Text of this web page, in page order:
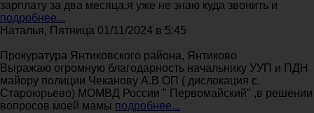
зарплату за два месяца,я уже не знаю куда звонить и
подробнее...
Наталья, Пятница 01/11/2024 в 5:45
Прокуратура Янтиковского района, Янтиково
Выражаю огромную благодарность начальнику УУП и ПДН
майору полиции Чеканову А.В ОП ( дислокация с.
Староюрьево) МОМВД России " Первомайский" ,в решении
вопросов моей мамы подробнее...